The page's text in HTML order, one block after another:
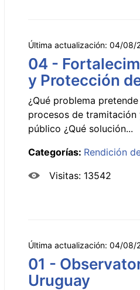
Última actualización: 04/08/
04 -
y Protección
¿Qué problema
procesos de tramitación
público ¿Qué solución...
Categorías: Rendición
Visitas: 13542
Última actualización: 04/08/
01 -
Uruguay